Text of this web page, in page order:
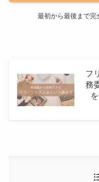
最初から最後まで完
フ
務